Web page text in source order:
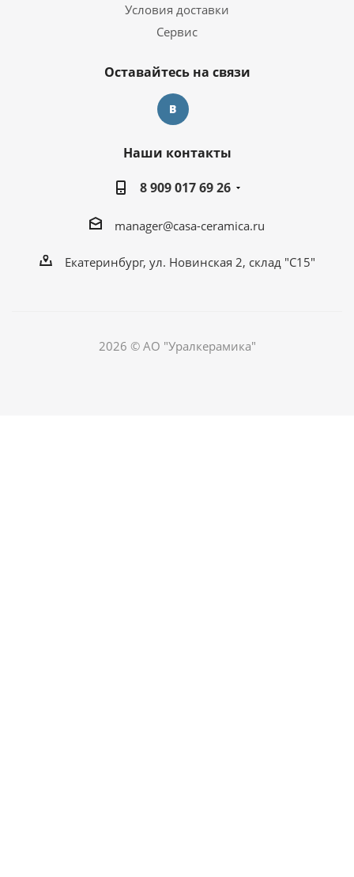
Условия доставки
Сервис
Оставайтесь на связи
Наши контакты
8 909 017 69 26
manager@casa-ceramica.ru
Екатеринбург, ул. Новинская 2, склад "С15"
2026 © АО "Уралкерамика"